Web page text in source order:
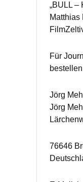
„BULL –
Matthias
Für
Jörg
Jörg
76646